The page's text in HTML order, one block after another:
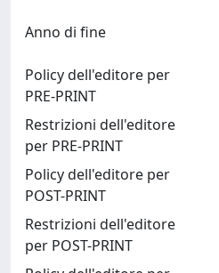
Anno di fine
Policy dell'editore per
PRE-PRINT
Restrizioni dell'editore
per PRE-PRINT
Policy dell'editore per
POST-PRINT
Restrizioni dell'editore
per POST-PRINT